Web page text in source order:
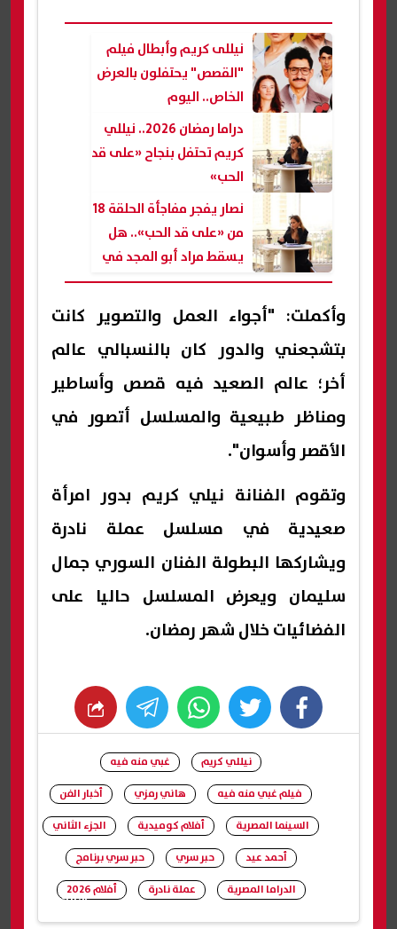
نيللى كريم وأبطال فيلم
"القصص" يحتفلون بالعرض
الخاص.. اليوم
دراما رمضان 2026.. نيللي
كريم تحتفل بنجاح «على قد
الحب»
نصار يفجر مفاجأة الحلقة 18
من «على قد الحب».. هل
يسقط مراد أبو المجد في
فخ مؤامراته ضد نيللي
كريم؟
وأكملت: "أجواء العمل والتصوير كانت
بتشجعني والدور كان بالنسبالي عالم
أخر؛ عالم الصعيد فيه قصص وأساطير
ومناظر طبيعية والمسلسل أتصور في
الأقصر وأسوان".
وتقوم الفنانة نيلي كريم بدور امرأة
صعيدية في مسلسل عملة نادرة
ويشاركها البطولة الفنان السوري جمال
سليمان ويعرض المسلسل حاليا على
الفضائيات خلال شهر رمضان.
facebook
twitter
whats
شارك
نيللي كريم
غبي منه فيه
فيلم غبي منه فيه
هاني رمزي
أخبار الفن
السينما المصرية
أفلام كوميدية
الجزء الثاني
أحمد عيد
حبر سري
حبر سري برنامج
الدراما المصرية
عملة نادرة أفلام 2026